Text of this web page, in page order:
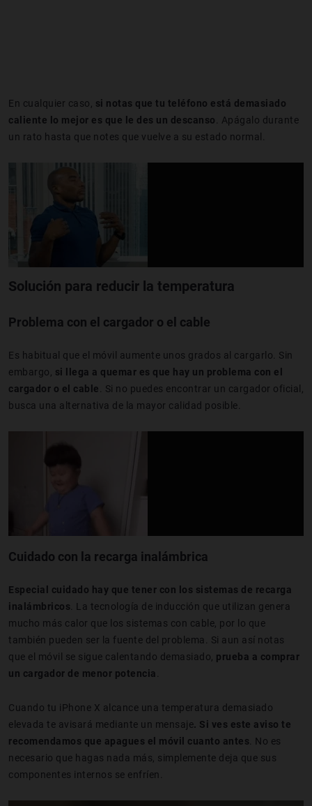
En cualquier caso, si notas que tu teléfono está demasiado
caliente lo mejor es que le des un descanso . Apágalo durante
un rato hasta que notes que vuelve a su estado normal.
Solución para reducir la temperatura
Problema con el cargador o el cable
Es habitual que el móvil aumente unos grados al cargarlo. Sin
embargo, si llega a quemar es que hay un problema con el
cargador o el cable . Si no puedes encontrar un cargador oficial,
busca una alternativa de la mayor calidad posible.
Cuidado con la recarga inalámbrica
Especial cuidado hay que tener con los sistemas de recarga
inalámbricos . La tecnología de inducción que utilizan genera
mucho más calor que los sistemas con cable, por lo que
también pueden ser la fuente del problema. Si aun así notas
que el móvil se sigue calentando demasiado, prueba a comprar
un cargador de menor potencia
Cuando tu iPhone X alcance una temperatura demasiado
elevada te avisará mediante un mensaje. Si ves este aviso te
recomendamos que apagues el móvil cuanto antes . No es
necesario que hagas nada más, simplemente deja que sus
componentes internos se enfríen.